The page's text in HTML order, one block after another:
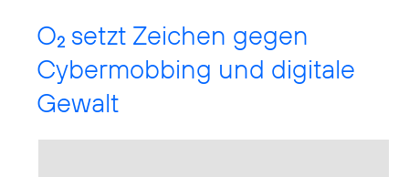
O2 setzt Zeichen gegen
Cybermobbing und digitale
Gewalt